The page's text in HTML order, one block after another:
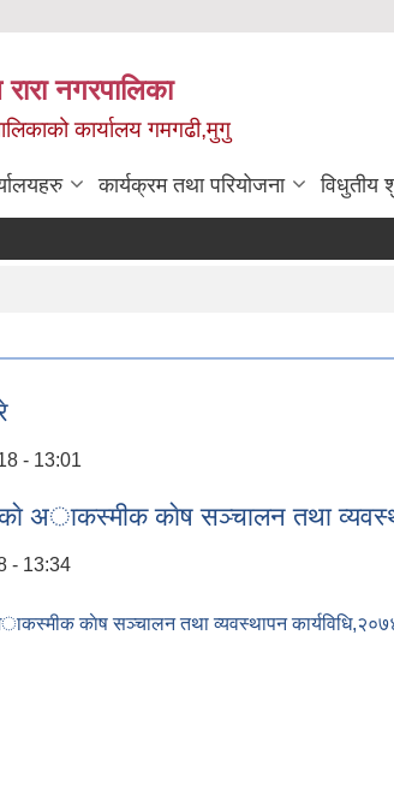
नगरपालिका
कार्यालय गमगढी,मुगु
कार्यक्रम तथा परियोजना विधुतीय
- 13:01
अाकस्मीक काेष सञ्चालन तथा
- 13:34
काेष सञ्चालन तथा व्यवस्थापन